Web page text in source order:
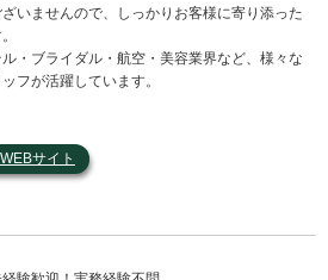
ざいませんので、しっかりお客様に寄り添った
ル・ブライダル・航空・美容業界など、様々な
フが活躍しています。
サイト